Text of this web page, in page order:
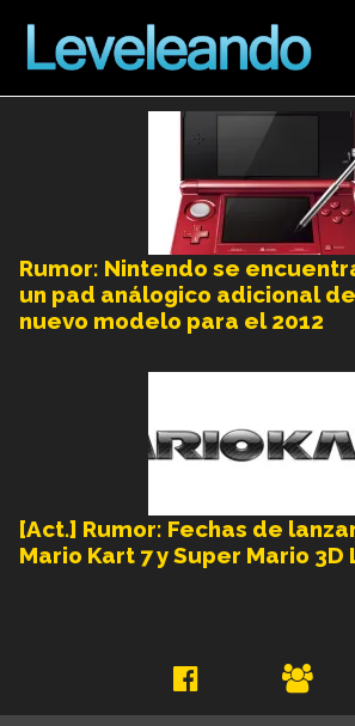
Rumor: Nintendo se
un pad análogico adicional de
nuevo modelo para el 2012
[Act.] Rumor: Fechas de
Mario Kart 7 y Super Mario 3D